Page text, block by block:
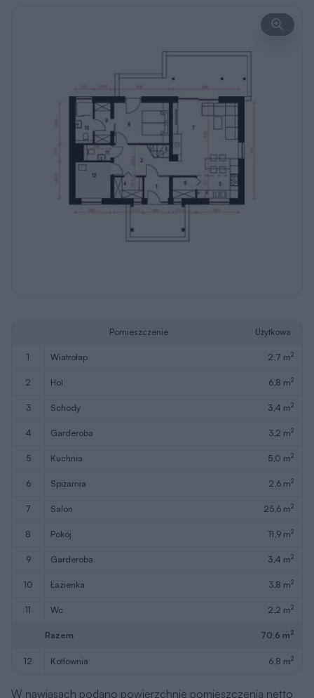
Pomieszczenie Użytkowa
1 wiatrołap 2,7 m2
2 hol 6,8 m2
3 schody 3,4 m2
4 garderoba 3,2 m2
5 kuchnia 5,0 m2
6 spiżarnia 2,6 m2
7 salon 25,6 m2
8 pokój 11,9 m2
9 garderoba 3,4 m2
10 łazienka 3,8 m2
11 wc 2,2 m2
Razem 70,6 m2
12 kotłownia 6,8 m2
W nawiasach podano powierzchnie pomieszczenia netto